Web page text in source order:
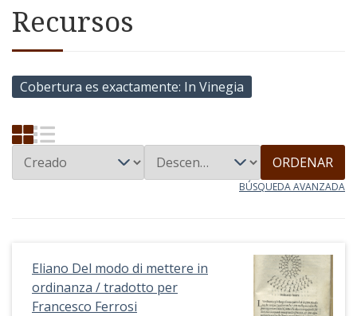
Recursos
Cobertura es exactamente In Vinegia
ORDENAR
BÚSQUEDA AVANZADA
Eliano Del modo di mettere in
ordinanza / tradotto per
Francesco Ferrosi